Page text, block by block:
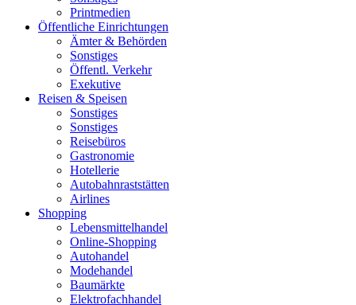
Printmedien
Öffentliche Einrichtungen
Ämter & Behörden
Sonstiges
Öffentl. Verkehr
Exekutive
Reisen & Speisen
Sonstiges
Sonstiges
Reisebüros
Gastronomie
Hotellerie
Autobahnraststätten
Airlines
Shopping
Lebensmittelhandel
Online-Shopping
Autohandel
Modehandel
Baumärkte
Elektrofachhandel